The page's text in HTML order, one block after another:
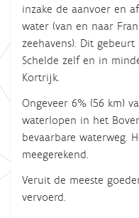
inzake de aanvoer en
water (van en naar
zeehavens). Dit
Schelde zelf en in
Kortrijk.
Ongeveer 6% (56 km)
waterlopen in het
bevaarbare waterweg.
meegerekend.
Veruit de meeste
vervoerd.